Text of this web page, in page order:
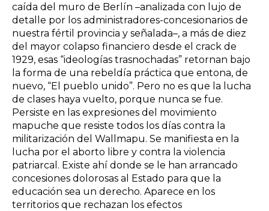
caída del muro de Berlín –analizada con lujo de
detalle por los administradores-concesionarios de
nuestra fértil provincia y señalada–, a más de diez
del mayor colapso financiero desde el crack de
1929, esas “ideologías trasnochadas” retornan bajo
la forma de una rebeldía práctica que entona, de
nuevo, “El pueblo unido”. Pero no es que la lucha
de clases haya vuelto, porque nunca se fue.
Persiste en las expresiones del movimiento
mapuche que resiste todos los días contra la
militarización del Wallmapu. Se manifiesta en la
lucha por el aborto libre y contra la violencia
patriarcal. Existe ahí donde se le han arrancado
concesiones dolorosas al Estado para que la
educación sea un derecho. Aparece en los
territorios que rechazan los efectos